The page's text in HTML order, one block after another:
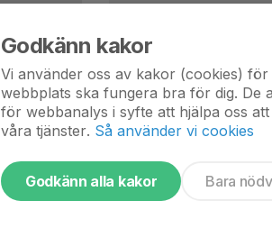
Godkänn kakor
Vi använder oss av kakor (cookies)
webbplats ska fungera bra för dig. De
för webbanalys i syfte att hjälpa oss
våra tjänster. Så använder vi cookies
Godkänn alla kakor Bara